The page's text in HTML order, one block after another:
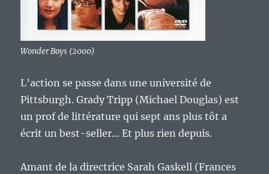
Wonder Boys (2000)
L’action se passe dans une université de
Pittsburgh. Grady Tripp (Michael Douglas) est
un prof de littérature qui sept ans plus tôt a
écrit un best-seller… Et plus rien depuis.
Amant de la directrice Sarah Gaskell (Frances